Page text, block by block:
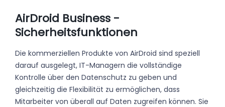
AirDroid Business -
Sicherheitsfunktionen
Die kommerziellen Produkte von AirDroid sind speziell
darauf ausgelegt, IT-Managern die vollständige
Kontrolle über den Datenschutz zu geben und
gleichzeitig die Flexibilität zu ermöglichen, dass
Mitarbeiter von überall auf Daten zugreifen können. Sie